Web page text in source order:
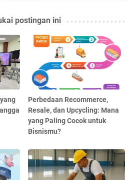
postingan ini
Perbedaan Recommerce,
Resale, dan Upcycling: Mana
yang Paling Cocok untuk
Bisnismu?